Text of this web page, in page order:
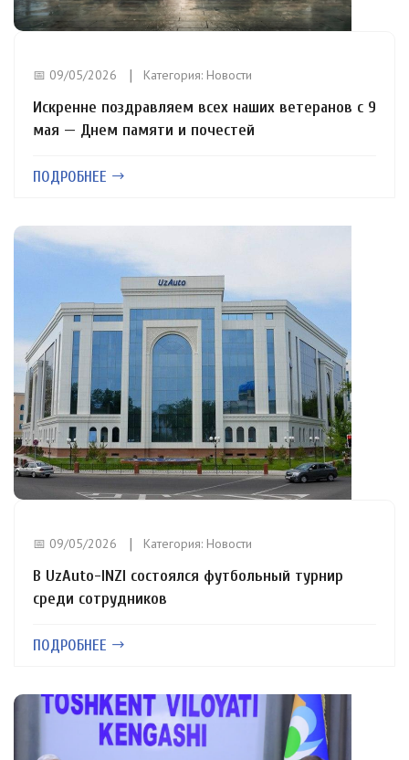
📅 09/05/2026 Категория: Новости
Искренне поздравляем всех наших ветеранов с 9
мая — Днем памяти и почестей
ПОДРОБНЕЕ
📅 09/05/2026 Категория: Новости
В UzAuto-INZI состоялся футбольный турнир
среди сотрудников
ПОДРОБНЕЕ